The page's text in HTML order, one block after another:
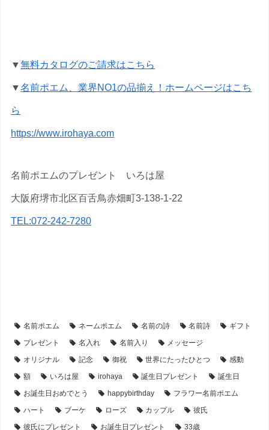
▼無料カタログのご請求はこちら
▼名前ポエム、業界NO1の品揃え！ホームページはこち
ら
https://www.irohaya.com
名前ポエムのプレゼント いろは屋
大阪府堺市北区百舌鳥赤畑町3-138-1-22
TEL:072-242-7280
名前ポエム ネームポエム 名前の詩 名前詩
ギフト
プレゼント
名入れ 名前入り
メッセージ
オリジナル
記念 御祝 世界にたったひとつ
感動
額
いろは屋 irohaya 誕生日プレゼント
誕生日
お誕生日おめでとう
happybirthday
フラワー名前ポエム
ハート
ブーケ ローズ カップル
彼氏
彼氏にプレゼント
お誕生日プレゼント 33歳